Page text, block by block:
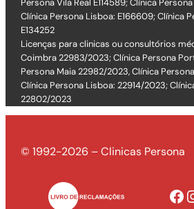
Clínica Persona Lisboa: E166609; Clínica
E134252
Licenças para clinicas ou consultórios
Coimbra 22983/2023; Clínica Persona
Persona Maia 22982/2023, Clínica
Clínica Persona Lisboa: 22914/2023;
22802/2023
© 1992-2026 – Clinicas Persona
Facebook